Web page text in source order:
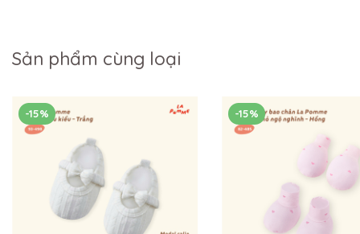
Sản phẩm cùng loại
-15% -15%